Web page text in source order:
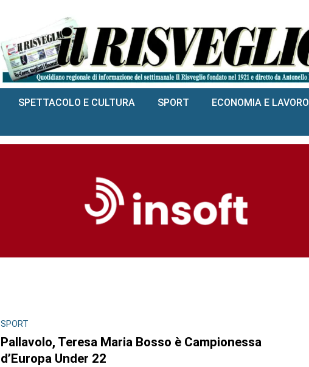
SPETTACOLO E CULTURA SPORT ECONOMIA E LAVORO
SPORT
Pallavolo, Teresa Maria Bosso è Campionessa
d’Europa Under 22